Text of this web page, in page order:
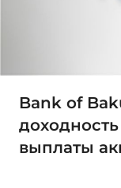
Bank of
выплаты